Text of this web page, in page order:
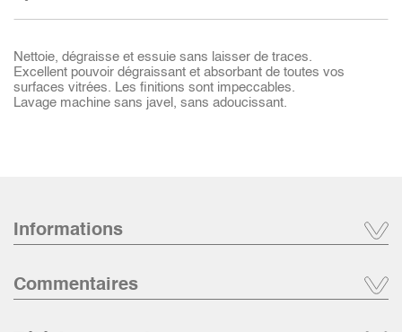
Nettoie, dégraisse et essuie sans laisser de traces.
Excellent pouvoir dégraissant et absorbant de toutes vos
surfaces vitrées. Les finitions sont impeccables.
Lavage machine sans javel, sans adoucissant.
Informations
Commentaires